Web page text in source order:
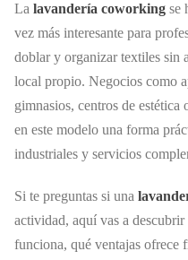
La lavandería coworking se
vez más interesante para
doblar y organizar textiles sin
local propio. Negocios como
gimnasios, centros de estética
en este modelo una forma
industriales y servicios
Si te preguntas si una
actividad, aquí vas a
funciona, qué ventajas ofrece